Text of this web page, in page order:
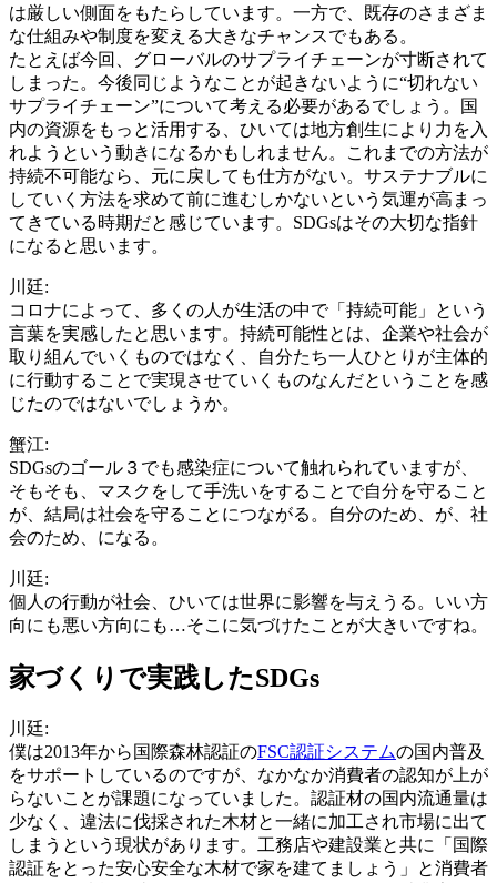
は厳しい側面をもたらしています。一方で、既存のさまざま
な仕組みや制度を変える大きなチャンスでもある。
たとえば今回、グローバルのサプライチェーンが寸断されて
しまった。今後同じようなことが起きないように“切れない
サプライチェーン”について考える必要があるでしょう。国
内の資源をもっと活用する、ひいては地方創生により力を入
れようという動きになるかもしれません。これまでの方法が
持続不可能なら、元に戻しても仕方がない。サステナブルに
していく方法を求めて前に進むしかないという気運が高まっ
てきている時期だと感じています。SDGsはその大切な指針
になると思います。
川廷:
コロナによって、多くの人が生活の中で「持続可能」という
言葉を実感したと思います。持続可能性とは、企業や社会が
取り組んでいくものではなく、自分たち一人ひとりが主体的
に行動することで実現させていくものなんだということを感
じたのではないでしょうか。
蟹江:
SDGsのゴール３でも感染症について触れられていますが、
そもそも、マスクをして手洗いをすることで自分を守ること
が、結局は社会を守ることにつながる。自分のため、が、社
会のため、になる。
川廷:
個人の行動が社会、ひいては世界に影響を与えうる。いい方
向にも悪い方向にも…そこに気づけたことが大きいですね。
家づくりで実践したSDGs
川廷:
僕は2013年から国際森林認証のFSC認証システムの国内普及
をサポートしているのですが、なかなか消費者の認知が上が
らないことが課題になっていました。認証材の国内流通量は
少なく、違法に伐採された木材と一緒に加工され市場に出て
しまうという現状があります。工務店や建設業と共に「国際
認証をとった安心安全な木材で家を建てましょう」と消費者